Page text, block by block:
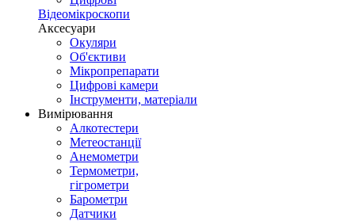
Відеомікроскопи
Аксесуари
Окуляри
Об'єктиви
Мікропрепарати
Цифрові камери
Інструменти, матеріали
Вимірювання
Алкотестери
Метеостанції
Анемометри
Термометри,
гігрометри
Барометри
Датчики